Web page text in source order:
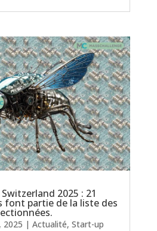
2025 : 21
font partie de la liste des
2025 | Actualité, Start-up